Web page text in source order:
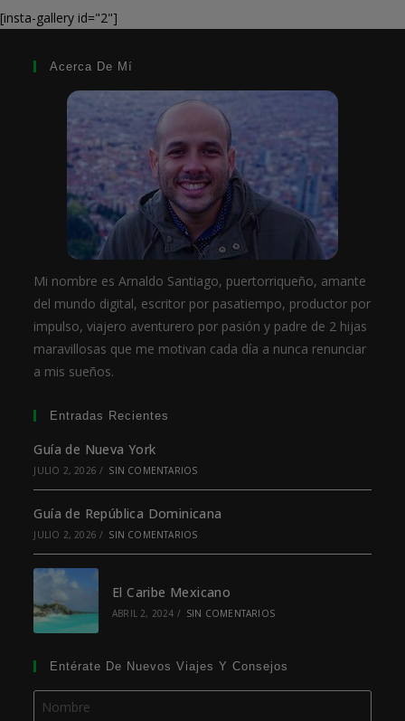
[insta-gallery id="2"]
Acerca De Mí
Mi nombre es Arnaldo Santiago, puertorriqueño, amante
del mundo digital, escritor por pasatiempo, productor por
impulso, viajero aventurero por pasión y padre de 2 hijas
maravillosas que me motivan cada día a nunca renunciar
a mis sueños.
Entradas Recientes
Guía de Nueva York
JULIO 2, 2026 / SIN COMENTARIOS
Guía de República Dominicana
JULIO 2, 2026 / SIN COMENTARIOS
El Caribe Mexicano
ABRIL 2, 2024 / SIN COMENTARIOS
Entérate De Nuevos Viajes Y Consejos